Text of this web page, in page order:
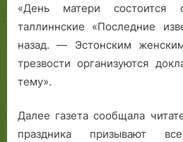
«День матери состоится
таллиннские «Последние
назад. — Эстонским
трезвости организуются
тему».
Далее газета сообщала
праздника призывают